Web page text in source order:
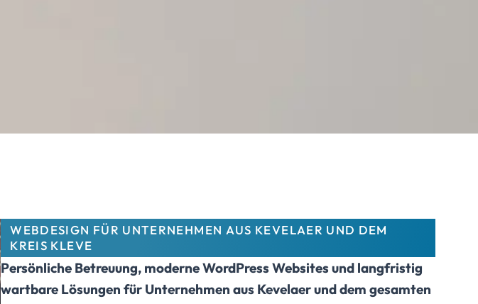
WEBDESIGN FÜR UNTERNEHMEN AUS KEVELAER UND DEM
KREIS KLEVE
Persönliche Betreuung, moderne WordPress Websites und langfristig
wartbare Lösungen für Unternehmen aus Kevelaer und dem gesamten